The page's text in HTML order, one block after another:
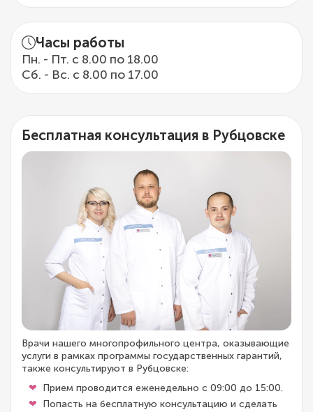
Часы работы
Пн. - Пт. с 8.00 по 18.00
Сб. - Вс. с 8.00 по 17.00
Бесплатная консультация в Рубцовске
Врачи нашего многопрофильного центра, оказывающие
услуги в рамках программы государственных гарантий,
также консультируют в Рубцовске:
Прием проводится еженедельно с 09:00 до 15:00.
Попасть на бесплатную консультацию и сделать